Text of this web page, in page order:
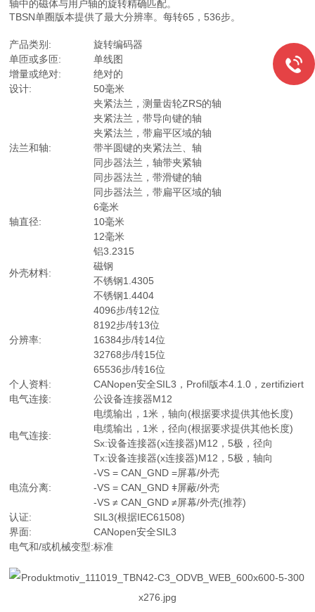
轴中的磁体与用户轴的旋转精确匹配。
TBSN单圈版本提供了最大分辨率。每转65，536步。
产品类别:
旋转编码器
单匝或多匝:
单线图
增量或绝对:
绝对的
设计:
50毫米
法兰和轴:
夹紧法兰，测量齿轮ZRS的轴
夹紧法兰，带导向键的轴
夹紧法兰，带扁平区域的轴
带半圆键的夹紧法兰、轴
同步器法兰，轴带夹紧轴
同步器法兰，带滑键的轴
同步器法兰，带扁平区域的轴
轴直径:
6毫米
10毫米
12毫米
外壳材料:
铝3.2315
磁钢
不锈钢1.4305
不锈钢1.4404
分辨率:
4096步/转12位
8192步/转13位
16384步/转14位
32768步/转15位
65536步/转16位
个人资料:
CANopen安全SIL3，Profil版本4.1.0，zertifiziert
电气连接:
公设备连接器M12
电气连接:
电缆输出，1米，轴向(根据要求提供其他长度)
电缆输出，1米，径向(根据要求提供其他长度)
Sx:设备连接器(x连接器)M12，5极，径向
Tx:设备连接器(x连接器)M12，5极，轴向
电流分离:
-VS = CAN_GND =屏幕/外壳
-VS = CAN_GND ǂ屏蔽/外壳
-VS ≠ CAN_GND ≠屏幕/外壳(推荐)
认证:
SIL3(根据IEC61508)
界面:
CANopen安全SIL3
电气和/或机械变型:标准